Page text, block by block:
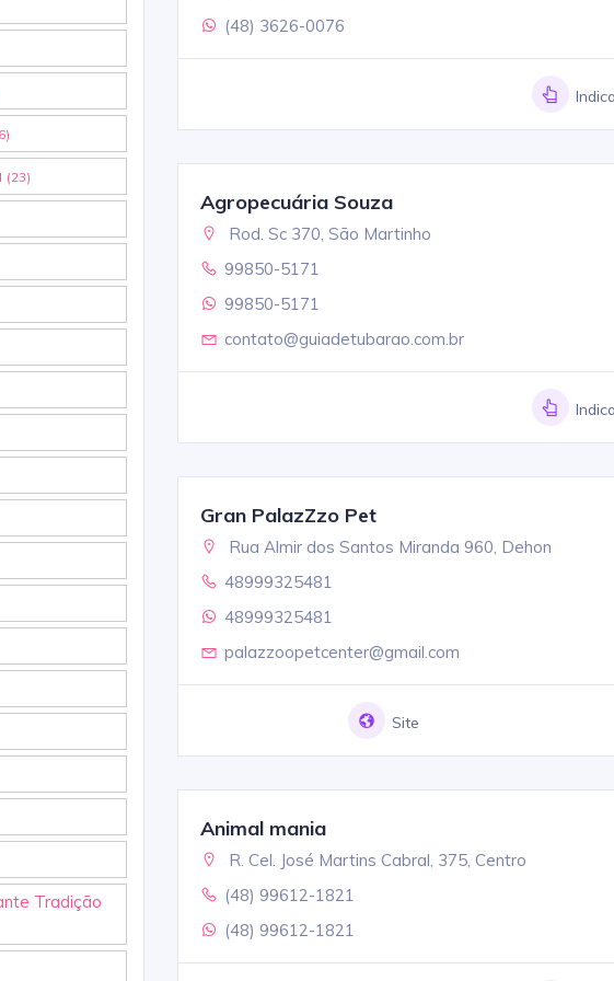
(23)
Tradição
(48) 3626-0076
Agropecuária Souza
Rod. Sc 370, São Martinho
99850-5171
99850-5171
contato@guiadetubarao.com.br
Gran PalazZzo Pet
Rua Almir dos Santos Miranda 960, Dehon
48999325481
48999325481
palazzoopetcenter@gmail.com
Site
Animal mania
R. Cel. José Martins Cabral, 375, Centro
(48) 99612-1821
(48) 99612-1821